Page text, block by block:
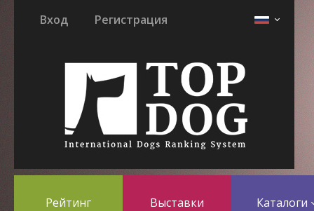
Вход Регистрация
Рейтинг Выставки Каталоги